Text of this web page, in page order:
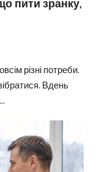
пити зранку,
різні потреби.
Вдень